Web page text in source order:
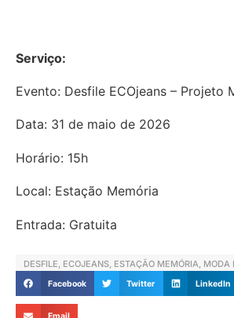
Serviço:
Evento: Desfile ECOjeans – Projeto
Data: 31 de maio de 2026
Horário: 15h
Local: Estação Memória
Entrada: Gratuita
DESFILE, ECOJEANS, ESTAÇÃO MEMÓRIA, MODA
Facebook Twitter LinkedIn